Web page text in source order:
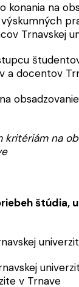
konania na
Trnavskej
docentov
kritériám na
štúdia,
v Trnave